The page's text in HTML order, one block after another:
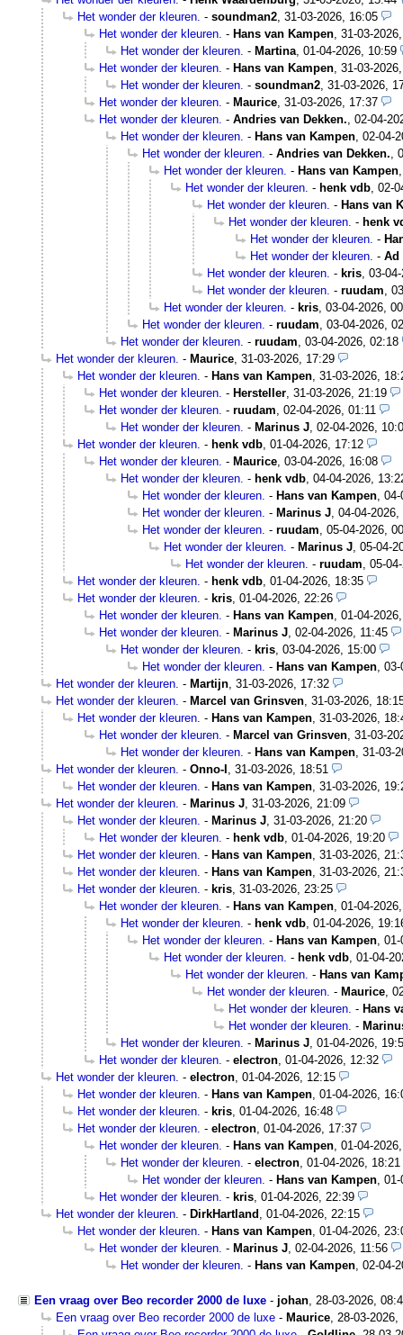
Het wonder der kleuren. - soundman2, 31-03-2026, 16:05
Het wonder der kleuren. - Hans van Kampen, 31-03-
Het wonder der kleuren. - Martina, 01-04-2026, 10:59
Het wonder der kleuren. - Hans van Kampen, 31-03-
Het wonder der kleuren. - soundman2, 31-03-2026,
Het wonder der kleuren. - Maurice, 31-03-2026, 17:37
Het wonder der kleuren. - Andries van Dekken., 02-04-
Het wonder der kleuren. - Hans van Kampen, 02-04-
Het wonder der kleuren. - Andries van Dekken.,
Het wonder der kleuren. - Hans van Kampen
Het wonder der kleuren. - henk vdb, 02-
Het wonder der kleuren. - Hans van
Het wonder der kleuren. - henk
Het wonder der kleuren. -
Het wonder der kleuren. - Ad
Het wonder der kleuren. - kris, 03-
Het wonder der kleuren. - ruudam,
Het wonder der kleuren. - kris, 03-04-2026,
Het wonder der kleuren. - ruudam, 03-04-2026,
Het wonder der kleuren. - ruudam, 03-04-2026, 02:18
Het wonder der kleuren. - Maurice, 31-03-2026, 17:29
Het wonder der kleuren. - Hans van Kampen, 31-03-2026,
Het wonder der kleuren. - Hersteller, 31-03-2026, 21:19
Het wonder der kleuren. - ruudam, 02-04-2026, 01:11
Het wonder der kleuren. - Marinus J, 02-04-2026,
Het wonder der kleuren. - henk vdb, 01-04-2026, 17:12
Het wonder der kleuren. - Maurice, 03-04-2026, 16:08
Het wonder der kleuren. - henk vdb, 04-04-2026,
Het wonder der kleuren. - Hans van Kampen, 04-
Het wonder der kleuren. - Marinus J, 04-04-2026,
Het wonder der kleuren. - ruudam, 05-04-2026,
Het wonder der kleuren. - Marinus J, 05-04-
Het wonder der kleuren. - ruudam, 05-
Het wonder der kleuren. - henk vdb, 01-04-2026, 18:35
Het wonder der kleuren. - kris, 01-04-2026, 22:26
Het wonder der kleuren. - Hans van Kampen, 01-04-
Het wonder der kleuren. - Marinus J, 02-04-2026, 11:45
Het wonder der kleuren. - kris, 03-04-2026, 15:00
Het wonder der kleuren. - Hans van Kampen, 03-
Het wonder der kleuren. - Martijn, 31-03-2026, 17:32
Het wonder der kleuren. - Marcel van Grinsven, 31-03-2026,
Het wonder der kleuren. - Hans van Kampen, 31-03-2026,
Het wonder der kleuren. - Marcel van Grinsven, 31-03-
Het wonder der kleuren. - Hans van Kampen, 31-03-
Het wonder der kleuren. - Onno-I , 31-03-2026, 18:51
Het wonder der kleuren. - Hans van Kampen, 31-03-2026,
Het wonder der kleuren. - Marinus J, 31-03-2026, 21:09
Het wonder der kleuren. - Marinus J, 31-03-2026, 21:20
Het wonder der kleuren. - henk vdb, 01-04-2026, 19:20
Het wonder der kleuren. - Hans van Kampen, 31-03-2026,
Het wonder der kleuren. - Hans van Kampen, 31-03-2026,
Het wonder der kleuren. - kris, 31-03-2026, 23:25
Het wonder der kleuren. - Hans van Kampen, 01-04-
Het wonder der kleuren. - henk vdb, 01-04-2026,
Het wonder der kleuren. - Hans van Kampen, 01-
Het wonder der kleuren. - henk vdb, 01-04-
Het wonder der kleuren. - Hans van
Het wonder der kleuren. - Maurice,
Het wonder der kleuren. - Hans
Het wonder der kleuren. -
Het wonder der kleuren. - Marinus J, 01-04-2026,
Het wonder der kleuren. - electron, 01-04-2026, 12:32
Het wonder der kleuren. - electron, 01-04-2026, 12:15
Het wonder der kleuren. - Hans van Kampen, 01-04-2026,
Het wonder der kleuren. - kris, 01-04-2026, 16:48
Het wonder der kleuren. - electron, 01-04-2026, 17:37
Het wonder der kleuren. - Hans van Kampen, 01-04-
Het wonder der kleuren. - electron, 01-04-2026, 18:21
Het wonder der kleuren. - Hans van Kampen, 01-
Het wonder der kleuren. - kris, 01-04-2026, 22:39
Het wonder der kleuren. - DirkHartland , 01-04-2026, 22:15
Het wonder der kleuren. - Hans van Kampen, 01-04-2026,
Het wonder der kleuren. - Marinus J, 02-04-2026, 11:56
Het wonder der kleuren. - Hans van Kampen, 02-04-
Een vraag over Beo recorder 2000 de luxe - johan 28-03-2026,
Een vraag over Beo recorder 2000 de luxe - Maurice 28-03-2026,